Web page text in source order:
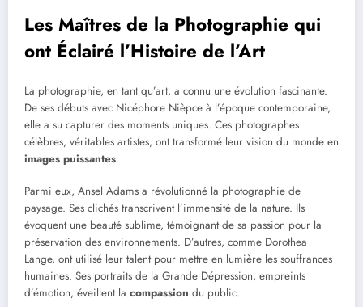
Les Maîtres de la Photographie qui
ont Éclairé l’Histoire de l’Art
La photographie, en tant qu’art, a connu une évolution fascinante.
De ses débuts avec Nicéphore Nièpce à l’époque contemporaine,
elle a su capturer des moments uniques. Ces photographes
célèbres, véritables artistes, ont transformé leur vision du monde en
images puissantes.
Parmi eux, Ansel Adams a révolutionné la photographie de
paysage. Ses clichés transcrivent l’immensité de la nature. Ils
évoquent une beauté sublime, témoignant de sa passion pour la
préservation des environnements. D’autres, comme Dorothea
Lange, ont utilisé leur talent pour mettre en lumière les souffrances
humaines. Ses portraits de la Grande Dépression, empreints
d’émotion, éveillent la compassion du public.